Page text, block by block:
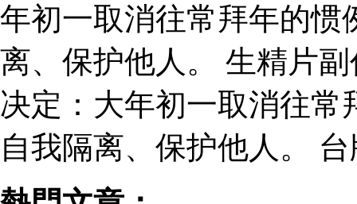
年初一取消往常拜年的惯
离、保护他人。 生精片
决定：大年初一取消往
自我隔离、保护他人。